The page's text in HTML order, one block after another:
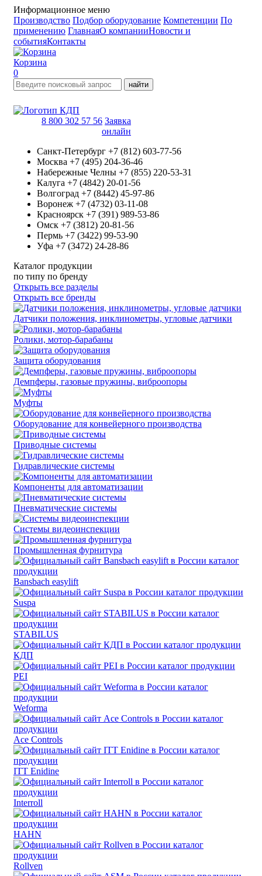
Информационное меню
Производство Подбор оборудование Компетенции По
применению ГлавнаяО компанииНовости и
событияКонтакты
Корзина
0
найти
8 800 302 57 56 Заявка
онлайн
Санкт-Петербург +7 (812) 603-77-56
Москва +7 (495) 204-36-46
Набережные Челны +7 (855) 220-53-31
Калуга +7 (4842) 20-01-56
Волгоград +7 (8442) 45-97-86
Воронеж +7 (4732) 03-11-08
Красноярск +7 (391) 989-53-86
Омск +7 (3812) 20-81-56
Пермь +7 (3422) 99-53-90
Уфа +7 (3472) 24-28-86
Каталог продукции
по типу по бренду
Открыть все разделы
Открыть все бренды
Датчики положения, инклинометры, угловые датчики
Ролики, мотор-барабаны
Защита оборудования
Демпферы, газовые пружины, виброопоры
Муфты
Оборудование для конвейерного производства
Приводные системы
Гидравлические системы
Компоненты для автоматизации
Пневматические системы
Системы видеоинспекции
Промышленная фурнитура
Bansbach easylift
Suspa
STABILUS
КДП
PEI
Weforma
Ace Controls
ITT Enidine
Interroll
HAHN
Rollven